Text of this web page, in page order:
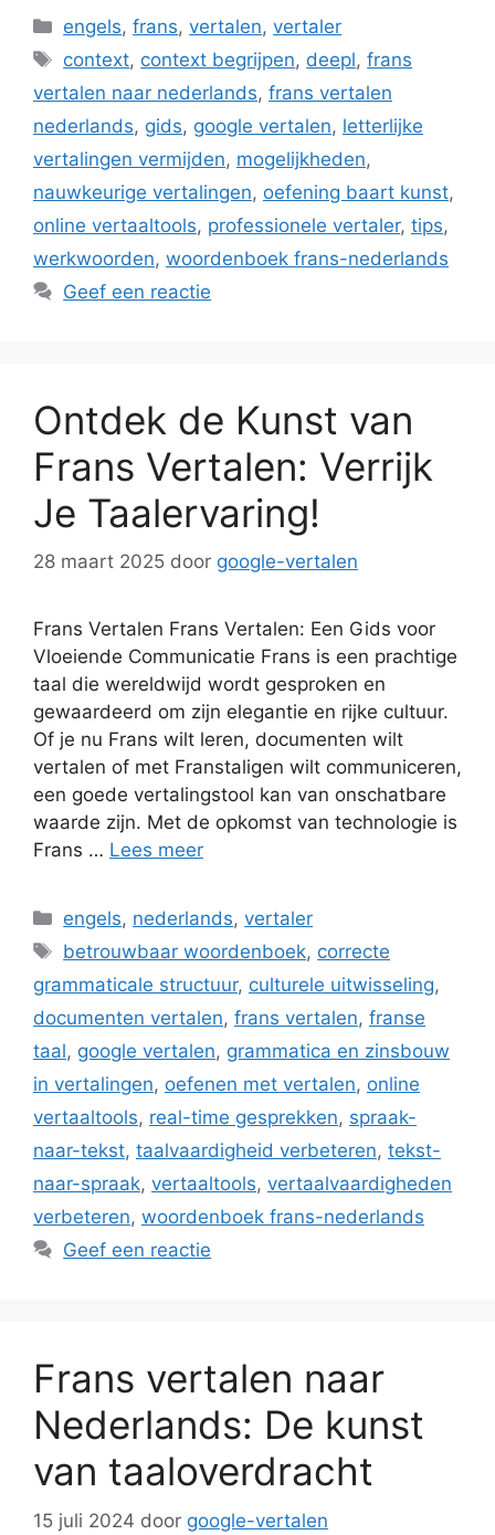
Categorieën
engels,frans,vertalen,vertaler
Tags
context, context begrijpen, deepl,frans
vertalen naar nederlands, frans vertalen
nederlands, gids, google vertalen, letterlijke
vertalingen vermijden, mogelijkheden,
nauwkeurige vertalingen, oefening baart kunst,
online vertaaltools, professionele vertaler, tips,
werkwoorden, woordenboek frans-nederlands
Geef een reactie
Ontdek de Kunst van
Frans Vertalen: Verrijk
Je Taalervaring!
28 maart 2025 door google-vertalen
Frans Vertalen Frans Vertalen: Een Gids voor
Vloeiende Communicatie Frans is een prachtige
taal die wereldwijd wordt gesproken en
gewaardeerd om zijn elegantie en rijke cultuur.
Of je nu Frans wilt leren, documenten wilt
vertalen of met Franstaligen wilt communiceren,
een goede vertalingstool kan van onschatbare
waarde zijn. Met de opkomst van technologie is
Frans … Lees meer
Categorieën
engels, nederlands,vertaler
Tags
betrouwbaar woordenboek, correcte
grammaticale structuur, culturele uitwisseling,
documenten vertalen, frans vertalen, franse
taal, google vertalen, grammatica en zinsbouw
in vertalingen, oefenen met vertalen, online
vertaaltools, real-time gesprekken, spraak-
naar-tekst, taalvaardigheid verbeteren, tekst-
naar-spraak, vertaaltools, vertaalvaardigheden
verbeteren, woordenboek frans-nederlands
Geef een reactie
Frans vertalen naar
Nederlands: De kunst
van taaloverdracht
15 juli 2024 door google-vertalen